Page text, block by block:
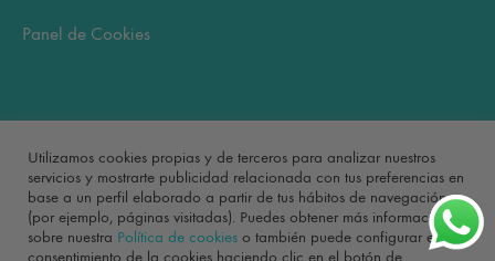
Panel de Cookies
No hay productos en el carrito.
Utilizamos cookies propias y de terceros para analizar nuestros
servicios y mostrarte publicidad relacionada con tus preferencias en
base a un perfil elaborado a partir de tus hábitos de navegación
(por ejemplo, páginas visitadas). Puedes obtener más información
sobre nuestra Política de cookies o también puede configurar el
consentimiento de la cookies haciendo clic en el botón de